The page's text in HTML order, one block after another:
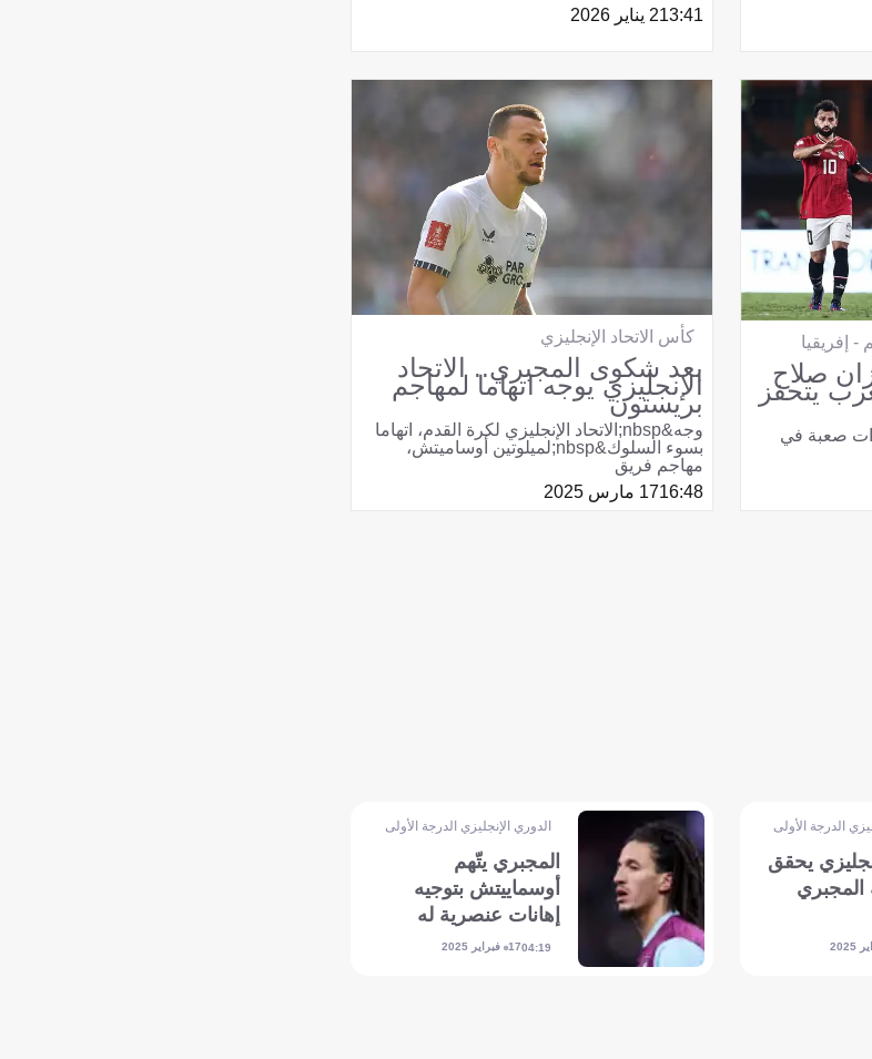
13:412 يناير 2026
- إفريقيا
صلاح
يتحفز
صعبة في
كأس الاتحاد الإنجليزي
بعد شكوى المجبري.. الاتحاد
الإنجليزي يوجه اتهاما لمهاجم
بريستون
وجه&nbsp;الاتحاد الإنجليزي لكرة القدم، اتهاما
بسوء السلوك&nbsp;لميلوتين أوساميتش،
مهاجم فريق
16:4817 مارس 2025
الدرجة الأولى
يحقق
الدوري الإنجليزي الدرجة الأولى
المجبري يتّهم
أوسماييتش بتوجيه
إهانات عنصرية له
04:1917 فبراير 2025